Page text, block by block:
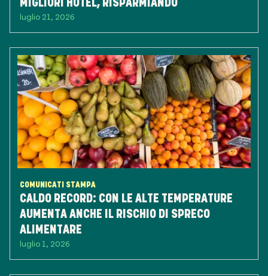
MIGLIORI HOTEL, RISPARMIANDO
luglio 21, 2026
COMUNICATI STAMPA
CALDO RECORD: CON LE ALTE TEMPERATURE
AUMENTA ANCHE IL RISCHIO DI SPRECO
ALIMENTARE
luglio 1, 2026